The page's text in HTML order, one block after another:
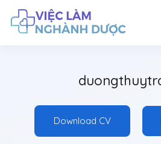
Download CV